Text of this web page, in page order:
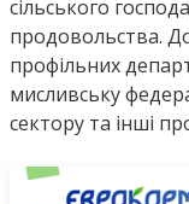
сільського
продовольства.
профільних
мисливську
сектору та інші